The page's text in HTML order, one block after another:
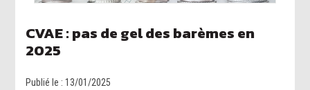
CVAE : pas de gel des barèmes en
2025
Publié le :13/01/2025